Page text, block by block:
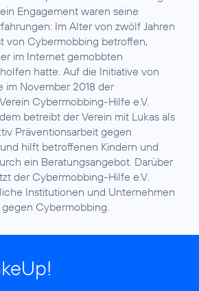
Engagement waren seine
Im Alter von zwölf Jahren
von Cybermobbing betroffen,
im Internet gemobbten
hatte. Auf die Initiative von
im November 2018 der
Cybermobbing-Hilfe e.V.
betreibt der Verein mit Lukas als
Präventionsarbeit gegen
hilft betroffenen Kindern und
ein Beratungsangebot. Darüber
der Cybermobbing-Hilfe e.V.
Institutionen und Unternehmen
gegen Cybermobbing.